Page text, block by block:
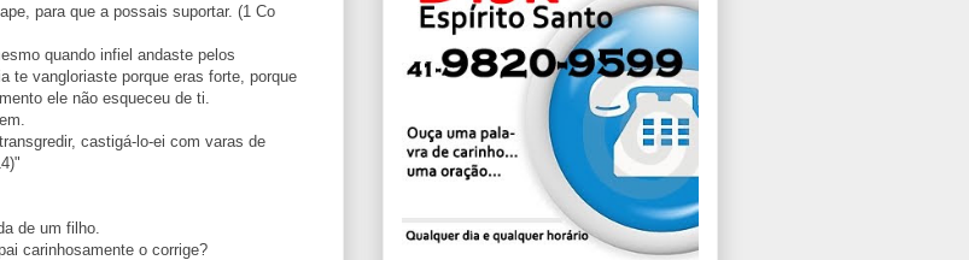
para que a possais suportar. (1 Co
quando infiel andaste pelos
te vangloriaste porque eras forte, porque
ele não esqueceu de ti.
castigá-lo-ei com varas de
de um filho.
carinhosamente o corrige?